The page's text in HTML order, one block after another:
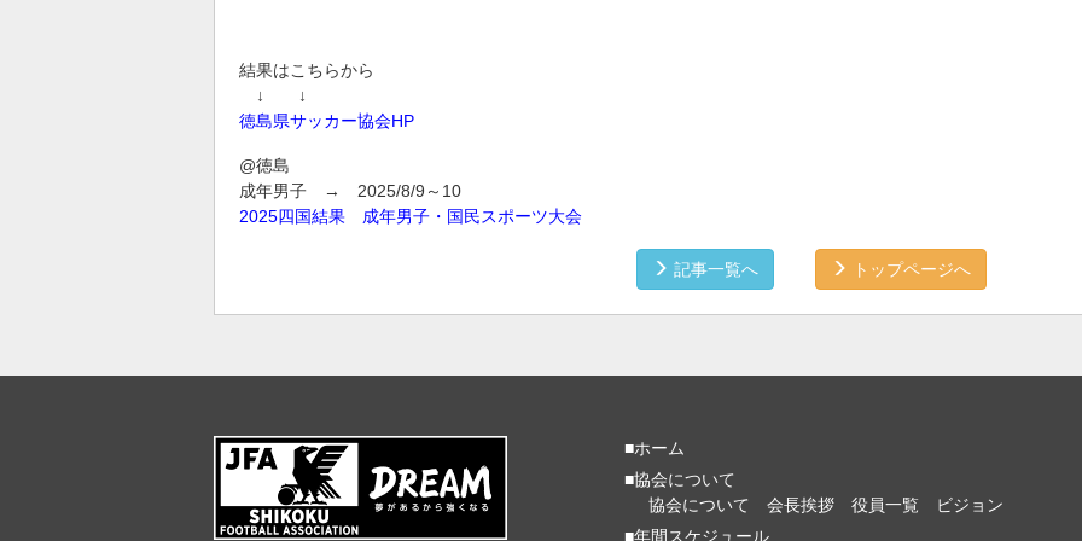
結果はこちらから
↓ ↓
徳島県サッカー協会HP
@徳島
成年男子 → 2025/8/9～10
2025四国結果 成年男子・国民スポーツ大会
記事一覧へ トップページへ
■ホーム
■協会について
協会について
会長挨拶 役員一覧
ビジョン
■年間スケジュール